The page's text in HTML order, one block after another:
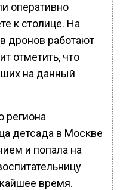
оперативно
к столице. На
дронов работают
отметить, что
на данный
региона
детсада в Москве
и попала на
время.